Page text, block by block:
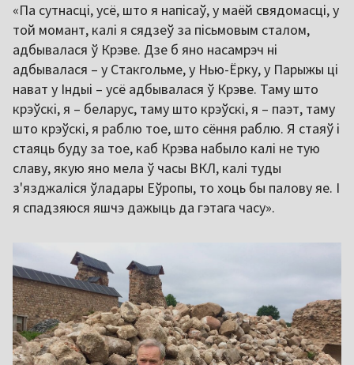
«Па сутнасці, усё, што я напісаў, у маёй свядомасці, у
той момант, калі я сядзеў за пісьмовым сталом,
адбывалася ў Крэве. Дзе б яно насамрэч ні
адбывалася – у Стакгольме, у Нью-Ёрку, у Парыжы ці
нават у Індыі – усё адбывалася ў Крэве. Таму што
крэўскі, я – беларус, таму што крэўскі, я – паэт, таму
што крэўскі, я раблю тое, што сёння раблю. Я стаяў і
стаяць буду за тое, каб Крэва набыло калі не тую
славу, якую яно мела ў часы ВКЛ, калі туды
з'язджаліся ўладары Еўропы, то хоць бы палову яе. І
я спадзяюся яшчэ дажыць да гэтага часу».